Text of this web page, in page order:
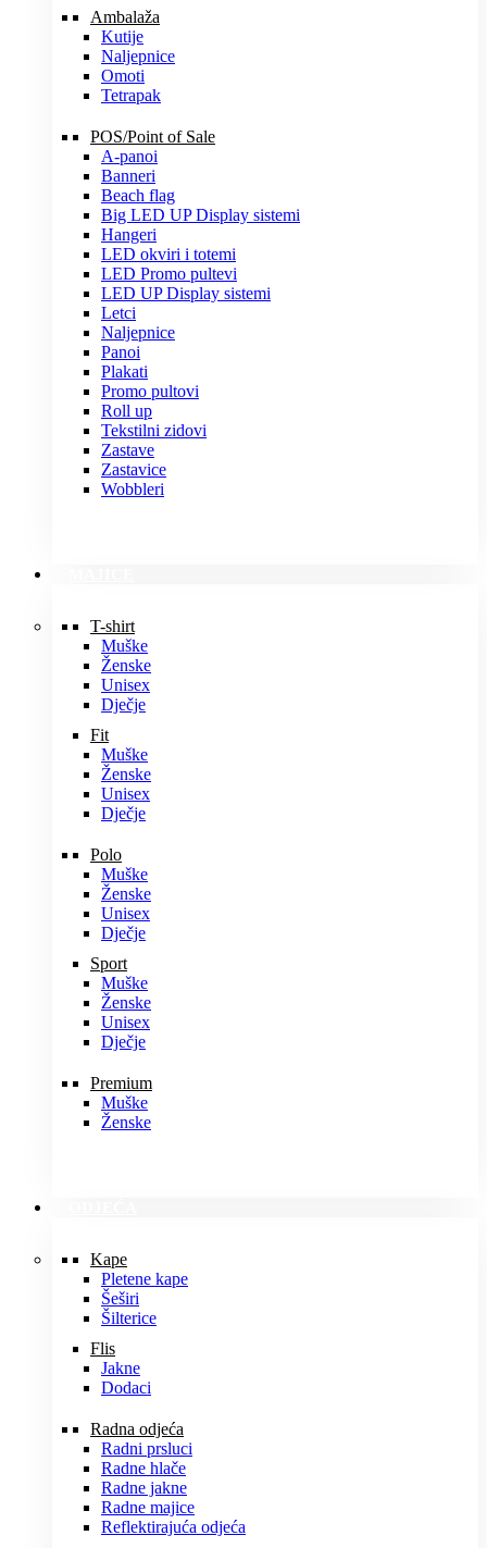
Ambalaža
Kutije
Naljepnice
Omoti
Tetrapak
POS/Point of Sale
A-panoi
Banneri
Beach flag
Big LED UP Display sistemi
Hangeri
LED okviri i totemi
LED Promo pultevi
LED UP Display sistemi
Letci
Naljepnice
Panoi
Plakati
Promo pultovi
Roll up
Tekstilni zidovi
Zastave
Zastavice
Wobbleri
T-shirt
Muške
Ženske
Unisex
Dječje
Fit
Muške
Ženske
Unisex
Dječje
Polo
Muške
Ženske
Unisex
Dječje
Sport
Muške
Ženske
Unisex
Dječje
Premium
Muške
Ženske
Kape
Pletene kape
Šeširi
Šilterice
Flis
Jakne
Dodaci
Radna odjeća
Radni prsluci
Radne hlače
Radne jakne
Radne majice
Reflektirajuća odjeća